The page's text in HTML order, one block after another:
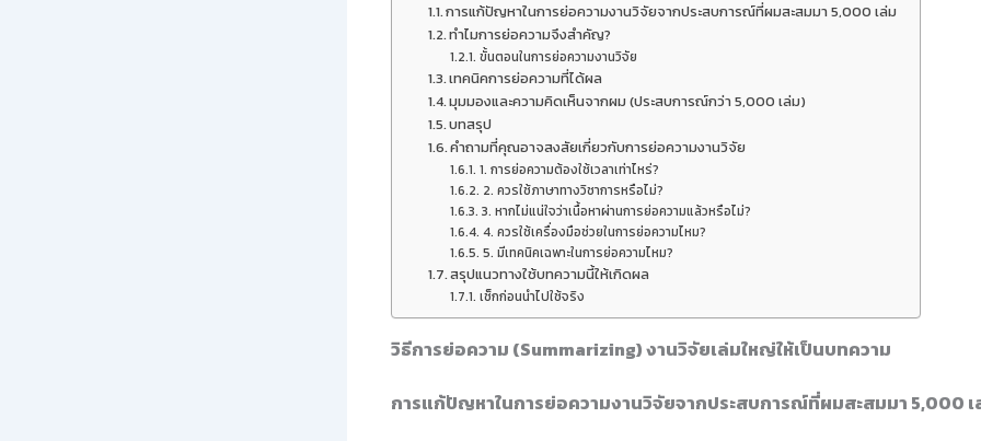
การแก้ปัญหาในการย่อความงานวิจัยจากประสบการณ์ที่ผมสะสมมา 5,000 เล่ม
ทำไมการย่อความจึงสำคัญ?
ขั้นตอนในการย่อความงานวิจัย
เทคนิคการย่อความที่ได้ผล
มุมมองและความคิดเห็นจากผม (ประสบการณ์กว่า 5,000 เล่ม)
บทสรุป
คำถามที่คุณอาจสงสัยเกี่ยวกับการย่อความงานวิจัย
1. การย่อความต้องใช้เวลาเท่าไหร่?
2. ควรใช้ภาษาทางวิชาการหรือไม่?
3. หากไม่แน่ใจว่าเนื้อหาผ่านการย่อความแล้วหรือไม่?
4. ควรใช้เครื่องมือช่วยในการย่อความไหม?
5. มีเทคนิคเฉพาะในการย่อความไหม?
สรุปแนวทางใช้บทความนี้ให้เกิดผล
เช็กก่อนนำไปใช้จริง
วิธีการย่อความ (Summarizing) งานวิจัยเล่มใหญ่ให้เป็นบทความ
การแก้ปัญหาในการย่อความงานวิจัยจากประสบการณ์ที่ผมสะสมมา 5,000